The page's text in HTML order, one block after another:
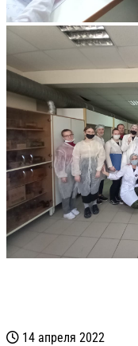
14 апреля 2022